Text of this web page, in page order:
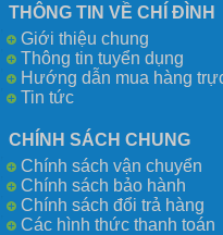
THÔNG TIN VỀ CHÍ ĐÌNH
Giới thiệu chung
Thông tin tuyển dụng
Hướng dẫn mua hàng
Tin tức
CHÍNH SÁCH CHUNG
Chính sách vận chuyển
Chính sách bảo hành
Chính sách đổi trả hàng
Các hình thức thanh toán